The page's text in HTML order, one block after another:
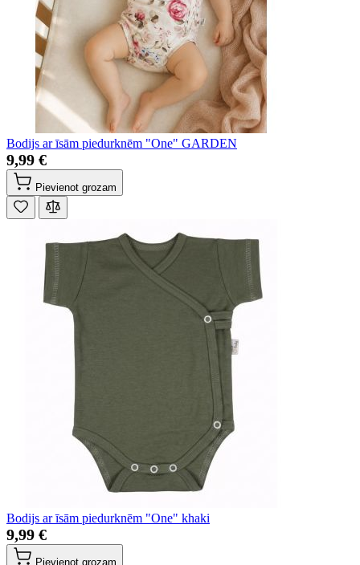
Bodijs ar īsām piedurknēm "One" GARDEN
9,99 €
Pievienot grozam
Bodijs ar īsām piedurknēm "One" khaki
9,99 €
Pievienot grozam